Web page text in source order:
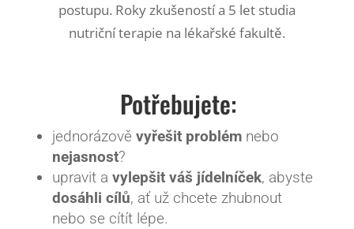
postupu. Roky zkušeností a 5 let studia
nutriční terapie na lékařské fakultě.
Potřebujete:
jednorázově vyřešit problémnebo
nejasnost?
upravit a vylepšit váš jídelníček, abyste
dosáhli cílů, ať už chcete zhubnout
nebo se cítít lépe.